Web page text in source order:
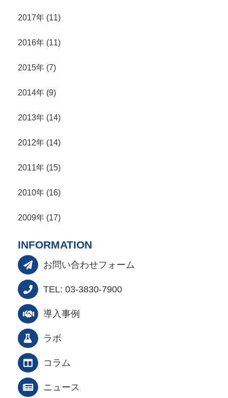
2017年 (11)
2016年 (11)
2015年 (7)
2014年 (9)
2013年 (14)
2012年 (14)
2011年 (15)
2010年 (16)
2009年 (17)
INFORMATION
お問い合わせフォーム
TEL: 03-3830-7900
導入事例
ラボ
コラム
ニュース